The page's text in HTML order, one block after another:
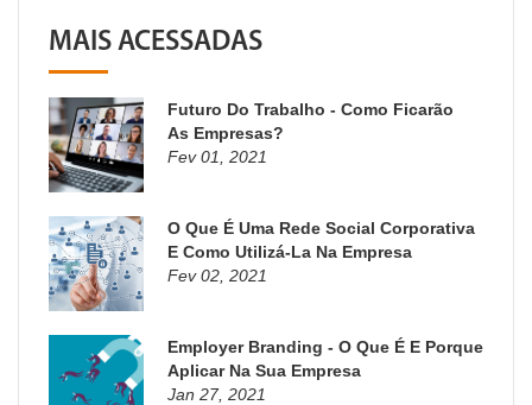
MAIS ACESSADAS
Futuro Do Trabalho - Como Ficarão
As Empresas?
Fev 01, 2021
O Que É Uma Rede Social Corporativa
E Como Utilizá-La Na Empresa
Fev 02, 2021
Employer Branding - O Que É E Porque
Aplicar Na Sua Empresa
Jan 27, 2021